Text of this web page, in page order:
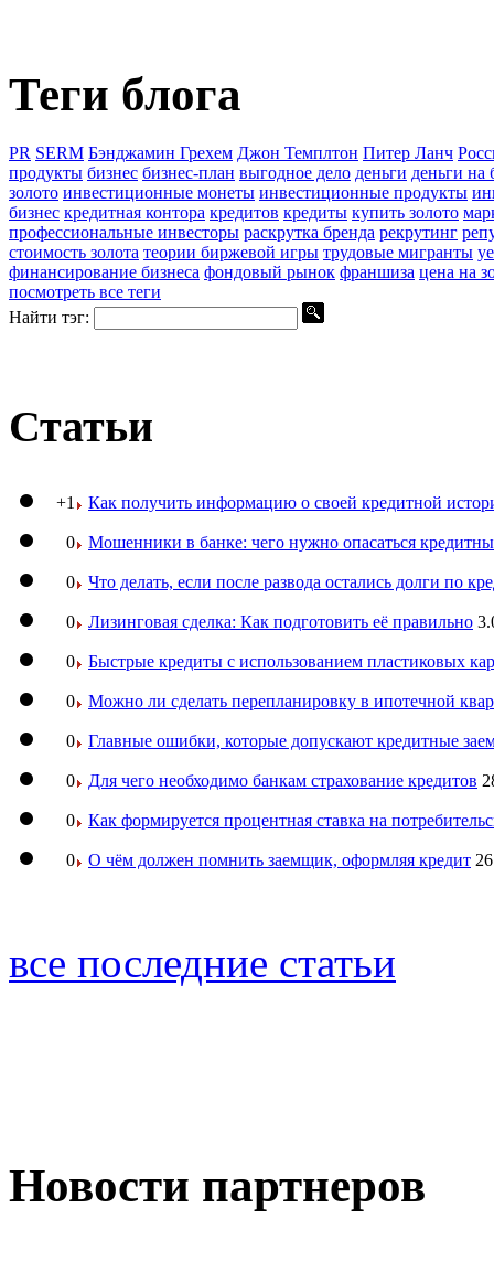
Теги блога
PR SERM Бэнджамин Грехем Джон Темплтон Питер Ланч
продукты бизнес бизнес-план выгодное дело деньги деньги на
золото инвестиционные монеты инвестиционные продукты
бизнес кредитная контора кредитов кредиты купить золото
профессиональные инвесторы раскрутка бренда рекрутинг
стоимость золота теории биржевой игры трудовые мигранты
финансирование бизнеса фондовый рынок франшиза цена на
посмотреть все теги
Найти тэг:
Статьи
+1 Как получить информацию о своей кредитной
0 Мошенники в банке: чего нужно опасаться
0 Что делать, если после развода остались долги по
0 Лизинговая сделка: Как подготовить её правильно
0 Быстрые кредиты с использованием пластиковых
0 Можно ли сделать перепланировку в ипотечной
0 Главные ошибки, которые допускают кредитные
0 Для чего необходимо банкам страхование кредитов
0 Как формируется процентная ставка на
0 О чём должен помнить заемщик, оформляя кредит
все последние статьи
Новости партнеров